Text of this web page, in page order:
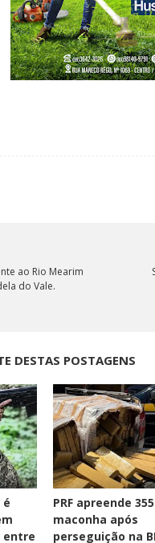
ao Rio Mearim
do Vale.
DESTAS POSTAGENS
é
entre
PRF apreende
maconha após
perseguição na